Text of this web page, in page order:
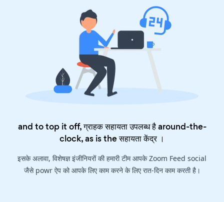
and to top it off, ग्राहक सहायता उपलब्ध है around-the-
clock, as is theसहायता केंद्र।
इसके अलावा, विशेषज्ञ इंजीनियरों की हमारी टीम आपके Zoom Feed social
जैसे powr ऐप को आपके लिए काम करने के लिए रात-दिन काम करती है।